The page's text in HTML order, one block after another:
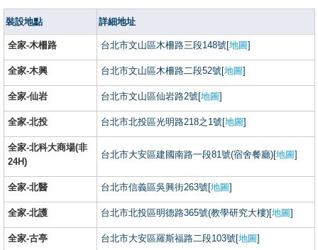
裝設地點 詳細地址
全家-木柵路 台北市文山區木柵路三段148號[地圖]
全家-木興 台北市文山區木柵路二段52號[地圖]
全家-仙岩 台北市文山區仙岩路2號[地圖]
全家-北投 台北市北投區光明路218之1號[地圖]
全家-北科大商場(非
24H)
台北市大安區建國南路一段81號(宿舍餐廳)[地圖]
全家-北醫 台北市信義區吳興街263號[地圖]
全家-北護 台北市北投區明德路365號(教學研究大樓)[地圖]
全家-古亭 台北市大安區羅斯福路二段103號[地圖]